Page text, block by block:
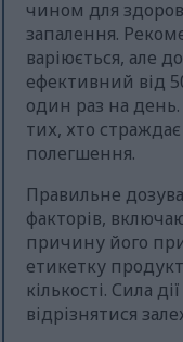
чином для
запалення.
варіюється, але
ефективний від
один раз на
тих, хто
полегшення.
Правильне
факторів,
причину його
етикетку
кількості. Сила
відрізнятися